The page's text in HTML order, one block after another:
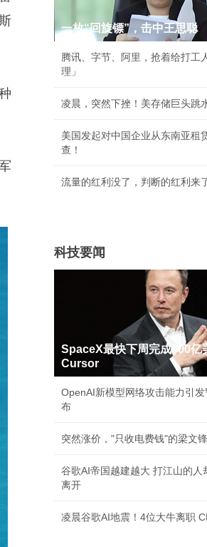
一枚“回旋镖”，击中王思聪
腾讯、字节、阿里，抢着给打工
理」
凌晨，突然下挫！美存储巨头跳
美国发起对中国企业从东南亚租
查！
流量的红利没了，判断的红利来
科技要闻
SpaceX最快下周完成600亿
Cursor
OpenAI新模型网络攻击能力引
布
突然涨价，"只收电费钱"的梁文
谷歌AI帝国越建越大 打江山的人
离开
凌晨谷歌AI地震！4位大牛离职